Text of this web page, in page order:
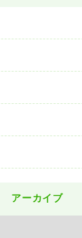
アーカイブ